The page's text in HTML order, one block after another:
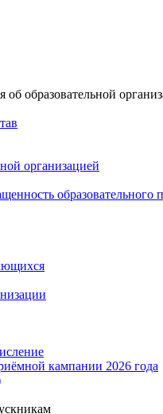
об образовательной
организацией
образовательного
кампании 2026 года